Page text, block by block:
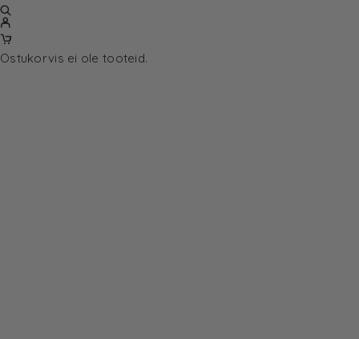
Ostukorvis ei ole tooteid.